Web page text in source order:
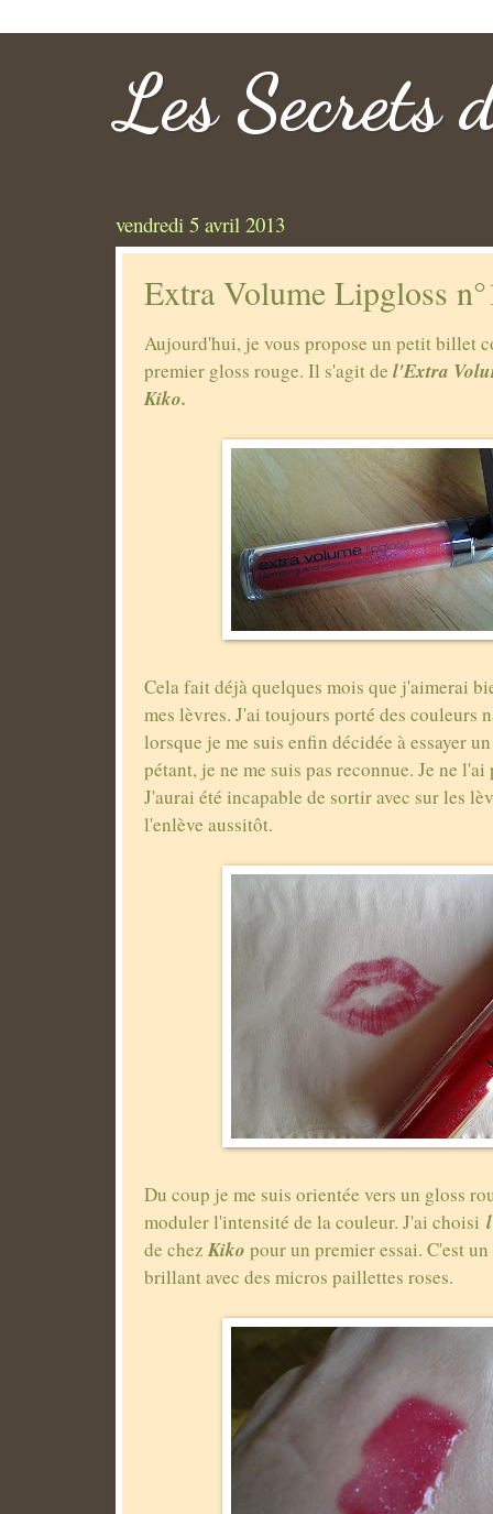
Les Secrets
vendredi 5 avril 2013
Extra Volume Lipgloss
Aujourd'hui, je vous propose un petit billet
premier gloss rouge. Il s'agit de l'Extra
Kiko.
Cela fait déjà quelques mois que j'aimerai
mes lèvres. J'ai toujours porté des couleurs
lorsque je me suis enfin décidée à essayer
pétant, je ne me suis pas reconnue. Je ne l'ai
J'aurai été incapable de sortir avec sur les
l'enlève aussitôt.
Du coup je me suis orientée vers un gloss
moduler l'intensité de la couleur. J'ai choisi
de chezKiko pour un premier essai. C'est
brillant avec des micros paillettes roses.